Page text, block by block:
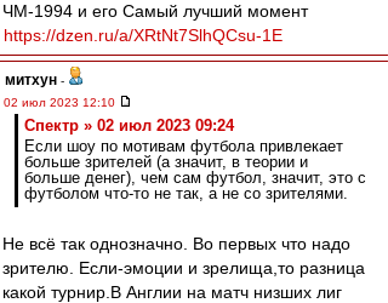
ЧМ-1994 и его Самый лучший момент
https://dzen.ru/a/XRtNt7SlhQCsu-1E
митхун -
02 июл 2023 12:10
Спектр » 02 июл 2023 09:24
Если шоу по мотивам футбола привлекает
больше зрителей (а значит, в теории и
больше денег), чем сам футбол, значит, это с
футболом что-то не так, а не со зрителями.
Не всё так однозначно. Во первых что надо
зрителю. Если-эмоции и зрелища,то разница
какой турнир.В Англии на матч низших лиг